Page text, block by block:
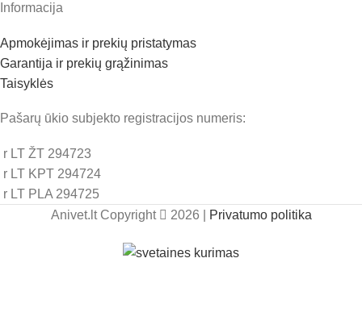
Informacija
Apmokėjimas ir prekių pristatymas
Garantija ir prekių grąžinimas
Taisyklės
Pašarų ūkio subjekto registracijos numeris:
r LT ŽT 294723
r LT KPT 294724
r LT PLA 294725
Anivet.lt Copyright
2026 | Privatumo politika